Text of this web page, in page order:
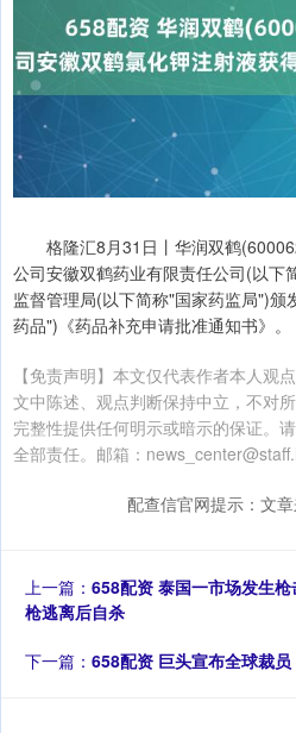
格隆汇8月31日丨华润双鹤
公司安徽双鹤药业有限责任公司(以下
监督管理局(以下简称"国家药监局")
药品")《药品补充申请批准通知书》。
【免责声明】本文仅代表作者本人观
文中陈述、观点判断保持中立，不对
完整性提供任何明示或暗示的保证。
全部责任。邮箱：
配查信官网提示：文
上一篇： 658配资 泰国一市场发生
枪逃离后自杀
下一篇： 658配资 巨头宣布全球裁